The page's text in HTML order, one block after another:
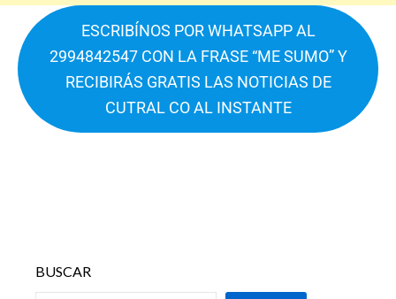
ESCRIBÍNOS POR WHATSAPP AL
2994842547 CON LA FRASE “ME SUMO” Y
RECIBIRÁS GRATIS LAS NOTICIAS DE
CUTRAL CO AL INSTANTE
BUSCAR